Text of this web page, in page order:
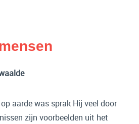
aarde was sprak Hij veel door
zijn voorbeelden uit het